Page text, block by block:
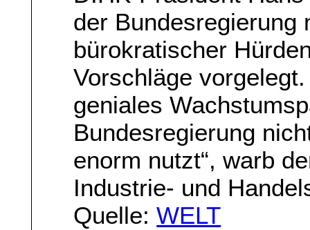
der Bundesregierung
bürokratischer
Vorschläge
geniales
Bundesregierung
enorm nutzt“, warb
Industrie- und
Quelle:WELT